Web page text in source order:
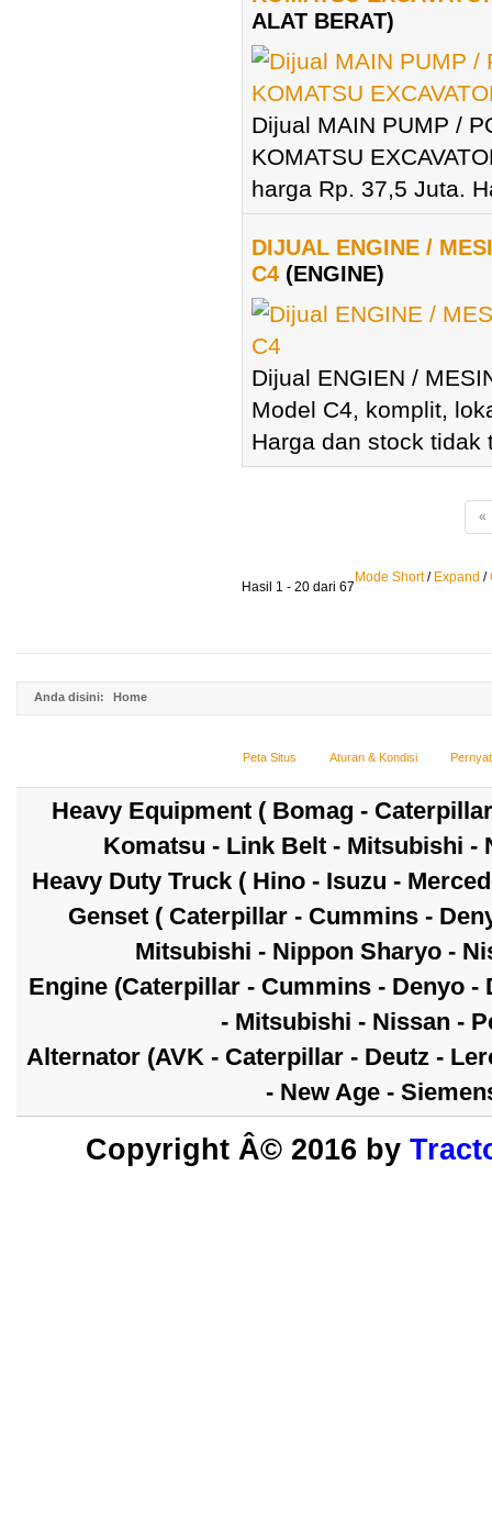
ALAT BERAT)
Dijual MAIN PUMP /
KOMATSU
harga Rp. 37,5 Juta.
DIJUAL ENGINE /
C4 (ENGINE)
Dijual ENGIEN /
Model C4, komplit,
Harga dan stock tidak
«
Hasil 1 - 20 dari 67
Mode Short/ Expand /
Anda disini: Home
Peta Situs Aturan & Kondisi
Heavy Equipment ( Bomag -
Komatsu - Link Belt - Mitsubishi -
Heavy Duty Truck ( Hino - Isuzu -
Genset ( Caterpillar - Cummins -
Mitsubishi - Nippon Sharyo -
Engine (Caterpillar - Cummins - Denyo
- Mitsubishi - Nissan -
Alternator (AVK - Caterpillar - Deutz -
- New Age -
Copyright Â© 2016 by